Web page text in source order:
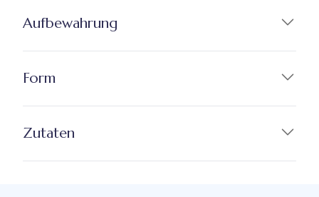
Aufbewahrung
Form
Zutaten